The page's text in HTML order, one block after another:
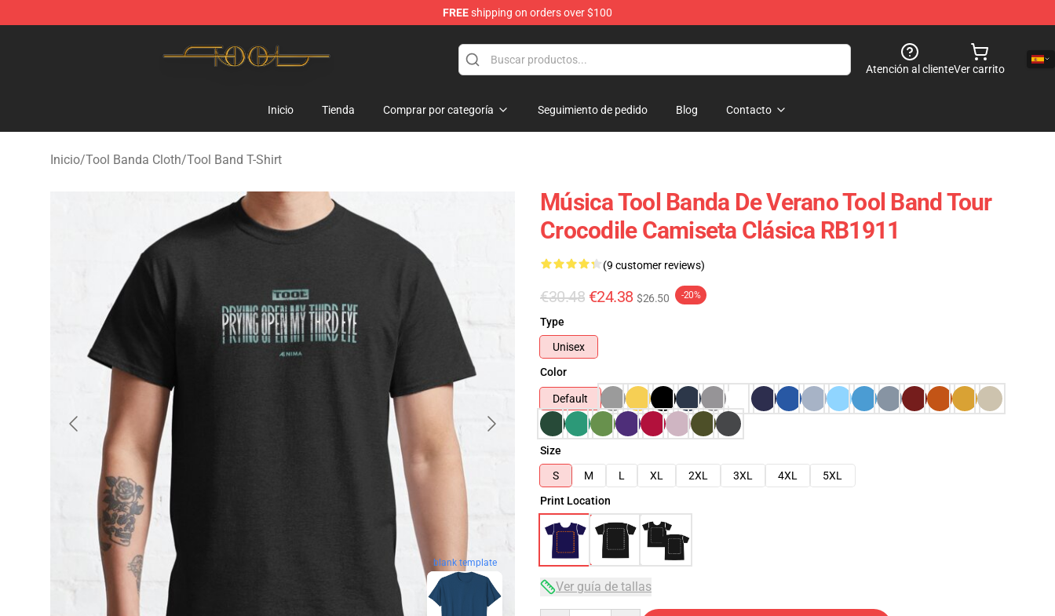
FREEshipping on orders over $100
Atención al clienteVer carrito
Inicio Tienda Comprar por categoría Seguimiento de pedido Blog Contacto
Inicio/Tool Banda Cloth/Tool Band T-Shirt
blank template
Música Tool Banda De Verano Tool Band Tour
Crocodile Camiseta Clásica RB1911
(9 customer reviews)
€30.48 €24.38 $26.50 -20%
Type
Unisex
Color
Default
Size
S
M L XL 2XL 3XL 4XL
5XL
Print Location
Ver guía de tallas